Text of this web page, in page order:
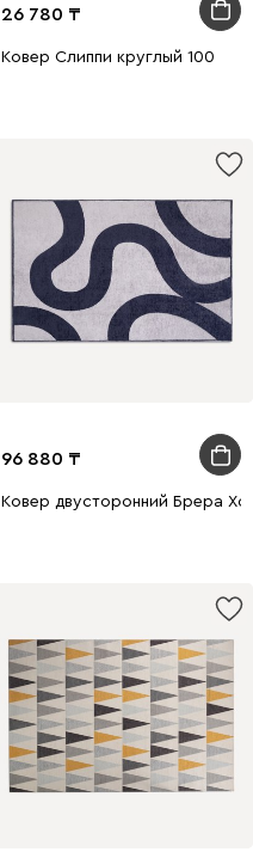
26 780
Ковер Слиппи круглый 100
96 880
Ковер двусторонний Брера